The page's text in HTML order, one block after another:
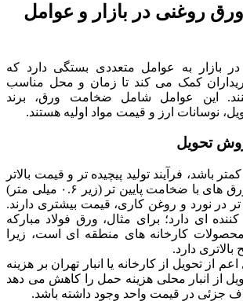
روغنی در بازار و عوامل
بازار به عوامل متعددی بستگی دارد که
کمک می کند تا زمان و محل مناسب
این عوامل شامل ضخامت ورق، برند
نوسانات ارز و قیمت مواد اولیه هستند.
تحویل
باشد، فرآیند تولید پیچیده تر و قیمت بالاتر
است. به طور کلی ورق های با ضخامت پایین تر (زیر ۰.۶ میلی متر)
در نورد و روغن کاری، قیمت بیشتری دارند.
ای دارد؛ برای مثال، ورق فولاد مبارکه
کارخانه های منطقه ای است، زیرا
دارد.
از تحویل از کارخانه یا انبار تهران بر هزینه
از انبار محلی هزینه حمل را کاهش می دهد
جزئی در قیمت واحد وجود داشته باشد.